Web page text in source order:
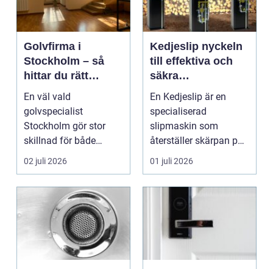
Golvfirma i
Stockholm – så
hittar du rätt
hantverkare för
ditt golv
En väl vald
golvspecialist
Stockholm gör stor
skillnad för både
känslan i ...
02 juli 2026
Kedjeslip nyckeln
till effektiva och
säkra
maskinskedjor
En Kedjeslip är en
specialiserad
slipmaskin som
återställer skärpan på
sågkedjor till
skogsmaskiner,...
01 juli 2026